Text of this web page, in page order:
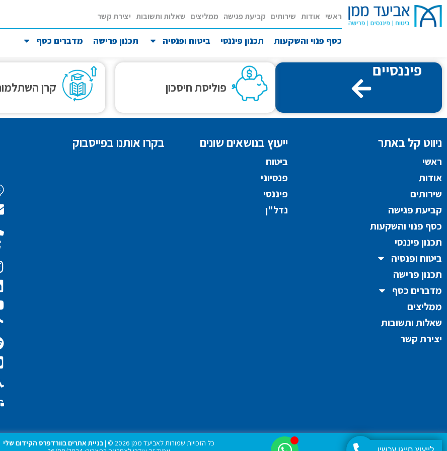
ראשי אודות שירותים קביעת פגישה ממליצים שאלות ותשובות יצירת קשר
כסף פנוי והשקעות תכנון פיננסי ביטוח ופנסיה תכנון פרישה מדברים כסף
פיננסיים
פוליסת חיסכון קרן
ניווט קל באתר
ראשי
אודות
שירותים
קביעת פגישה
כסף פנוי והשקעות
תכנון פיננסי
ביטוח ופנסיה
תכנון פרישה
מדברים כסף
ממליצים
שאלות ותשובות
יצירת קשר
ייעוץ בנושאים שונים
ביטוח
פנסיוני
פיננסי
נדל"ן
בקרו אותנו בפייסבוק
כל הזכויות שמורות לאביעד ממן 2026 © |
בניית אתרים בוורדפרס הקידום שלי